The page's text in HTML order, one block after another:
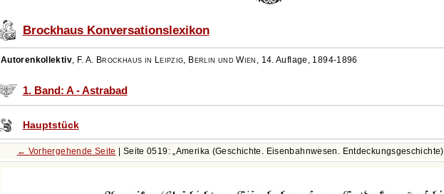
Brockhaus Konversationslexikon
Autorenkollektiv, F. A. Brockhaus in Leipzig, Berlin und Wien , 14. Auflage, 1894-1896
1. Band: A - Astrabad
Hauptstück
← Vorhergehende Seite | Seite 0519: Amerika (Geschichte. Eisenbahnwesen. Entdeckungsgeschichte)